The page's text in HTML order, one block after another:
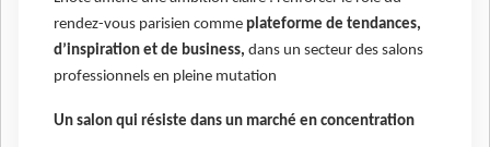
rendez-vous parisien comme plateforme de tendances,
d’inspiration et de business, dans un secteur des salons
professionnels en pleine mutation
Un salon qui résiste dans un marché en concentration